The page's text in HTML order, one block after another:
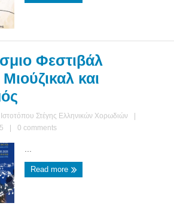
Φεστιβάλ
και
Ιστοτόπου Στέγης Ελληνικών Χορωδιών
|
| 0 comments
Read more